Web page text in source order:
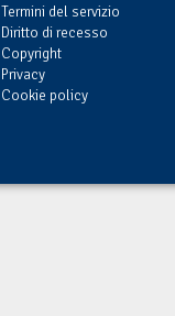
Termini del servizio
Diritto di recesso
Copyright
Privacy
Cookie policy